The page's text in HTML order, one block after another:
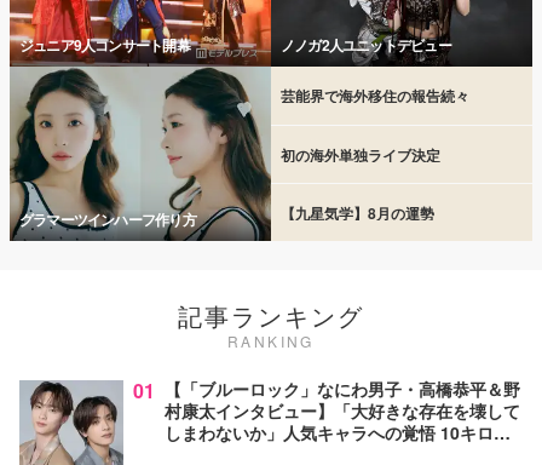
ジュニア9人コンサート開幕 ノノガ2人ユニットデビュー
グラマーツインハーフ作り方
芸能界で海外移住の報告続々
初の海外単独ライブ決定
【九星気学】8月の運勢
記事ランキング
RANKING
01
【「ブルーロック」なにわ男子・高橋恭平＆野
村康太インタビュー】「大好きな存在を壊して
しまわないか」人気キャラへの覚悟 10キロ増